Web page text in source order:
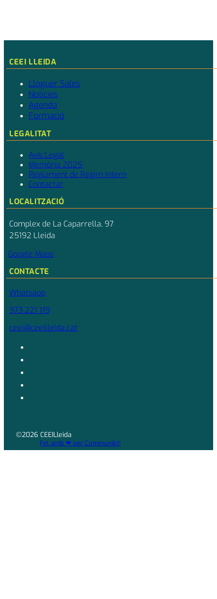
CEEI LLEIDA
Lloguer Sales
Notícies
Agenda
Formació
LEGALITAT
Avís Legal
Memòria 2025
Reglament de Règim Intern
Contactar
LOCALITZACIÓ
Complex de La Caparrella, 97
25192 Lleida
Google Maps
CONTACTE
Whatsapp
973 221 119
ceei@ceeilleida.cat
©2026 CEEILleida
Fet amb ❤ per Communikt!